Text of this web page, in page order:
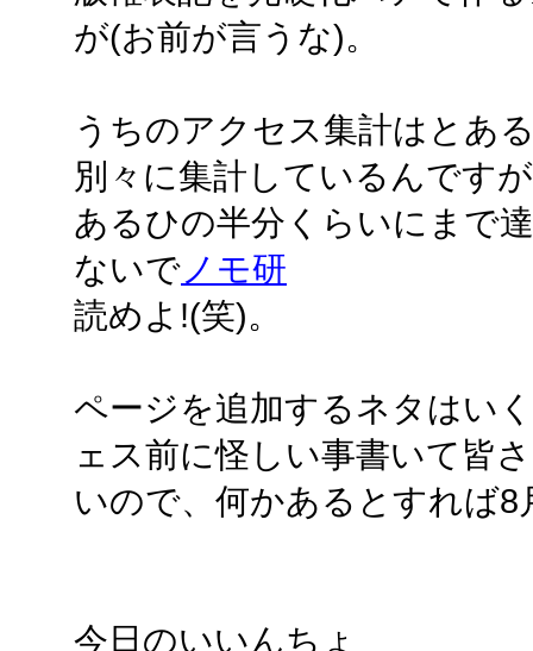
が(お前が言うな)。
うちのアクセス集計はとあ
別々に集計しているんです
あるひの半分くらいにまで
ないで ノモ研
読めよ!(笑)。
ページを追加するネタはい
ェス前に怪しい事書いて皆
いので、何かあるとすれば8
今日のいいんちょ